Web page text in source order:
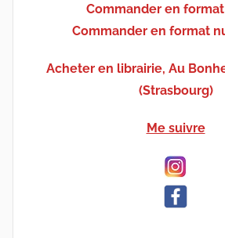
Commander en
Commander en format
Acheter en librairie, Au
(Strasbourg)
Me suivre